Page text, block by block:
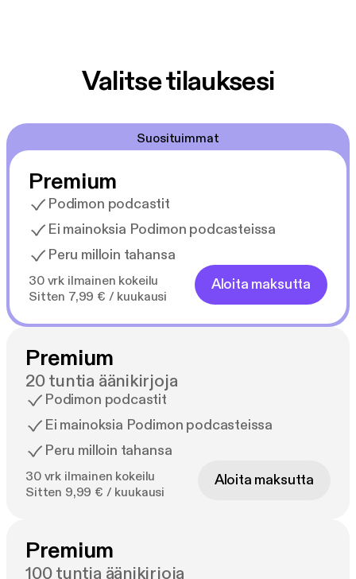
Valitse tilauksesi
Suosituimmat
Premium
Podimon podcastit
Ei mainoksia Podimon podcasteissa
Peru milloin tahansa
30 vrk ilmainen kokeilu
Sitten 7,99 € / kuukausi
Aloita maksutta
Premium
20 tuntia äänikirjoja
Podimon podcastit
Ei mainoksia Podimon podcasteissa
Peru milloin tahansa
30 vrk ilmainen kokeilu
Sitten 9,99 € / kuukausi
Aloita maksutta
Premium
100 tuntia äänikirjoja